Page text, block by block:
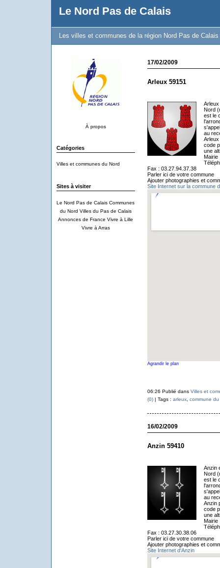
Le Nord Pas de Calais
Les villes et communes de la région Nord Pas de Calais
À propos
Catégories
Villes et communes du Nord
Sites à visiter
Le Nord Pas de Calais Communes
du Nord Villes du Pas de Calais
Annonces de France Vivre à Lille
Vivre à Arras
17/02/2009
Arleux 59151
Nord
est le
au
code
une
Mairie
Fax : 03.27.94.37.38
Parler ici de votre commune
Ajouter photographies et
Site Internet sur la commune
Agrandir le plan
06:26 Publié dans Villes et
(0)| Tags : arleux, commune du
16/02/2009
Anzin 59410
Anzin
Nord
est le
au
Anzin
code
une
Mairie
Fax : 03.27.30.38.06
Parler ici de votre commune
Ajouter photographies et
Site Internet d'Anzin